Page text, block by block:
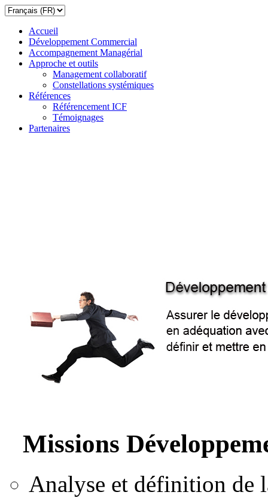
Accueil
Développement Commercial
Accompagnement Managérial
Approche et outils
Management collaboratif
Constellations systémiques
Références
Référencement ICF
Témoignages
Partenaires
Missions
Analyse et définition de